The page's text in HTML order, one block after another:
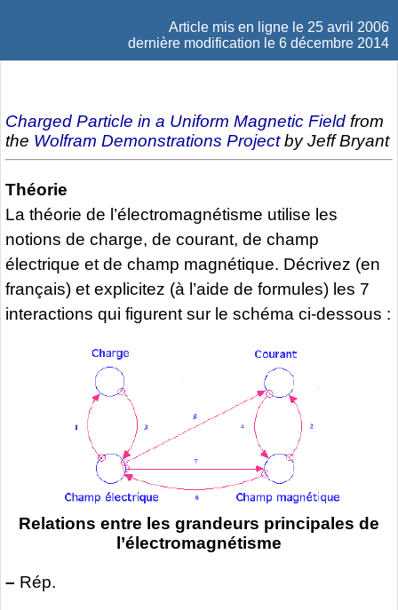
Article mis en ligne le 25 avril 2006
dernière modification le 6 décembre 2014
Charged Particle in a Uniform Magnetic Field from
the Wolfram Demonstrations Projectby Jeff Bryant
Théorie
La théorie de l’électromagnétisme utilise les
notions de charge, de courant, de champ
électrique et de champ magnétique. Décrivez (en
français) et explicitez (à l’aide de formules) les 7
interactions qui figurent sur le schéma ci-dessous :
Relations entre les grandeurs principales de
l’électromagnétisme
– Rép.